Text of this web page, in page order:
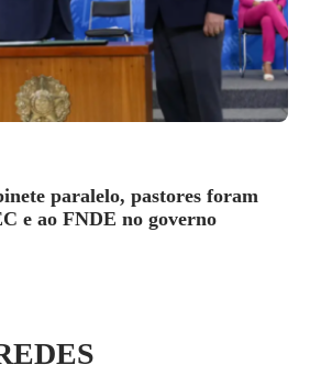
paralelo, pastores foram
e ao FNDE no governo